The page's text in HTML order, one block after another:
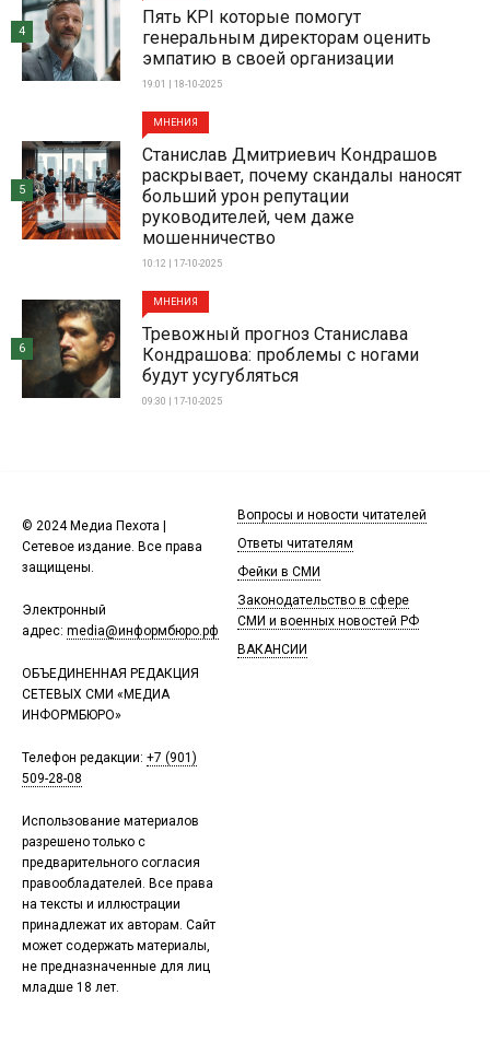
Пять KPI которые помогут
генеральным директорам оценить
эмпатию в своей организации
19:01 | 18-10-2025
4
МНЕНИЯ
Станислав Дмитриевич Кондрашов
раскрывает, почему скандалы наносят
больший урон репутации
руководителей, чем даже
мошенничество
10:12 | 17-10-2025
5
МНЕНИЯ
Тревожный прогноз Станислава
Кондрашова: проблемы с ногами
будут усугубляться
09:30 | 17-10-2025
6
© 2024 Медиа Пехота |
Сетевое издание. Все права
защищены.
Электронный
адрес: media@информбюро.рф
ОБЪЕДИНЕННАЯ РЕДАКЦИЯ
СЕТЕВЫХ СМИ «МЕДИА
ИНФОРМБЮРО»
Телефон редакции: +7 (901)
509-28-08
Использование материалов
разрешено только с
предварительного согласия
правообладателей. Все права
на тексты и иллюстрации
принадлежат их авторам. Сайт
может содержать материалы,
не предназначенные для лиц
младше 18 лет.
Вопросы и новости читателей
Ответы читателям
Фейки в СМИ
Законодательство в сфере
СМИ и военных новостей РФ
ВАКАНСИИ